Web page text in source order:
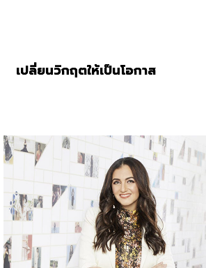
เปลี่ยนวิกฤตให้เป็นโอกาส